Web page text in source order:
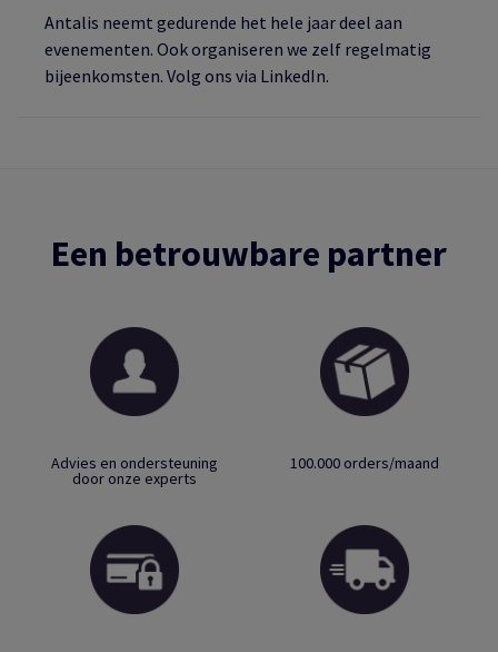
Antalis neemt gedurende het hele jaar deel aan
evenementen. Ook organiseren we zelf regelmatig
bijeenkomsten. Volg ons via LinkedIn.
Een betrouwbare partner
Advies en ondersteuning
door onze experts
100.000 orders/maand